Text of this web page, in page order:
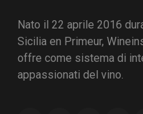
Nato il 22 aprile 2016
Sicilia en Primeur,
offre come sistema di
appassionati del vino.